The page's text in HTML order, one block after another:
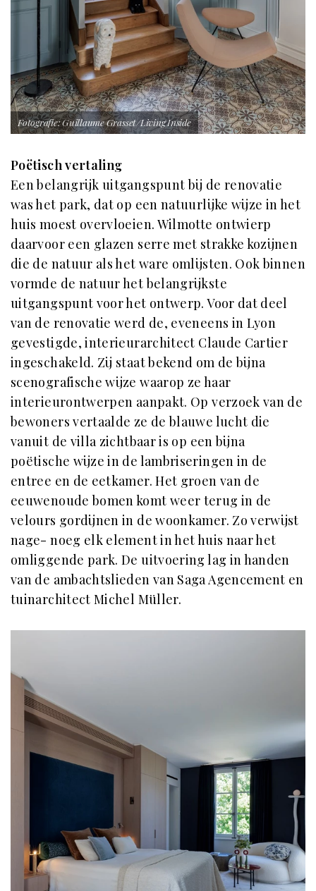
Fotografie: Guillaume Grasset/Living Inside
Poëtisch vertaling
Een belangrijk uitgangspunt bij de renovatie
was het park, dat op een natuurlijke wijze in het
huis moest overvloeien. Wilmotte ontwierp
daarvoor een glazen serre met strakke kozijnen
die de natuur als het ware omlijsten. Ook binnen
vormde de natuur het belangrijkste
uitgangspunt voor het ontwerp. Voor dat deel
van de renovatie werd de, eveneens in Lyon
gevestigde, interieurarchitect Claude Cartier
ingeschakeld. Zij staat bekend om de bijna
scenografische wijze waarop ze haar
interieurontwerpen aanpakt. Op verzoek van de
bewoners vertaalde ze de blauwe lucht die
vanuit de villa zichtbaar is op een bijna
poëtische wijze in de lambriseringen in de
entree en de eetkamer. Het groen van de
eeuwenoude bomen komt weer terug in de
velours gordijnen in de woonkamer. Zo verwijst
nage- noeg elk element in het huis naar het
omliggende park. De uitvoering lag in handen
van de ambachtslieden van Saga Agencement en
tuinarchitect Michel Müller.